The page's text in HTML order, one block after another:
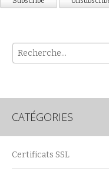
Rech
CATÉGORIES
Certificats SSL